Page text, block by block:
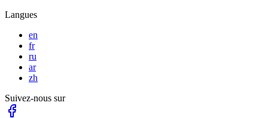
Langues
en
fr
ru
ar
zh
Suivez-nous sur